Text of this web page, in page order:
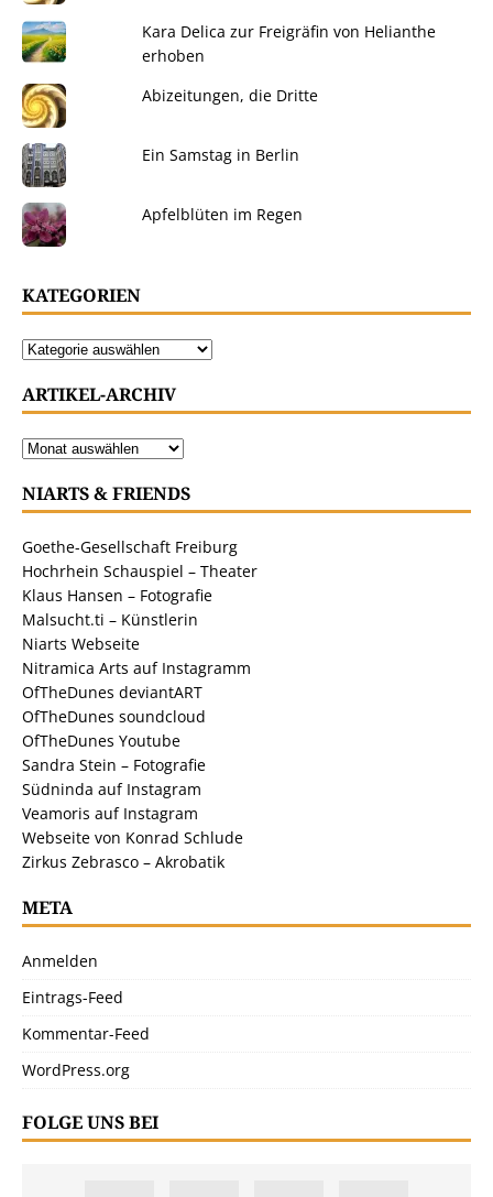
Kara Delica zur Freigräfin von Helianthe
erhoben
Abizeitungen, die Dritte
Ein Samstag in Berlin
Apfelblüten im Regen
KATEGORIEN
ARTIKEL-ARCHIV
NIARTS & FRIENDS
Goethe-Gesellschaft Freiburg
Hochrhein Schauspiel – Theater
Klaus Hansen – Fotografie
Malsucht.ti – Künstlerin
Niarts Webseite
Nitramica Arts auf Instagramm
OfTheDunes deviantART
OfTheDunes soundcloud
OfTheDunes Youtube
Sandra Stein – Fotografie
Südninda auf Instagram
Veamoris auf Instagram
Webseite von Konrad Schlude
Zirkus Zebrasco – Akrobatik
META
Anmelden
Eintrags-Feed
Kommentar-Feed
WordPress.org
FOLGE UNS BEI